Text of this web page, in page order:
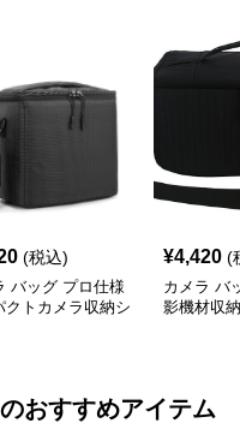
(税込)
バッグ プロ仕様
クトカメラ収納シ
¥4,420 (
カメラ バ
影機材収
のおすすめアイテム